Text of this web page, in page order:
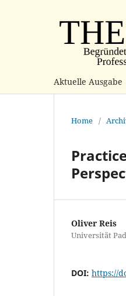
Aktuelle Ausgabe
Home /
Oliver Reis
Universität
DOI: https://